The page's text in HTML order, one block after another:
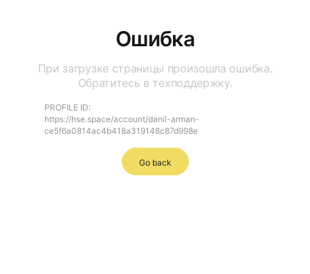
Ошибка
При загрузке страницы произошла ошибка.
Обратитесь в техподдержку.
PROFILE ID:
https://hse.space/account/danil-arman-
ce5f6a0814ac4b418a319148c87d998e
Go back